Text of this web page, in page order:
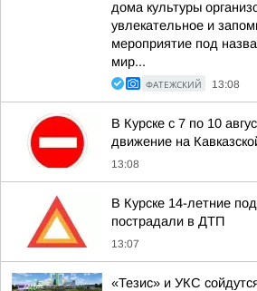
дома культуры
увлекательное и
мероприятие под
мир...
ФАТЕЖСКИЙ 13:08
В Курске с 7 по 10
движение на
13:08
В Курске 14-летние
пострадали в ДТП
13:07
«Тезис» и УКС